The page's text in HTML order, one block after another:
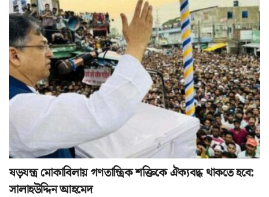
ষড়যন্ত্র মোকাবিলায় গণতান্ত্রিক শক্তিকে ঐক্যবদ্ধ থাকতে হবে:
সালাহউদ্দিন আহমেদ